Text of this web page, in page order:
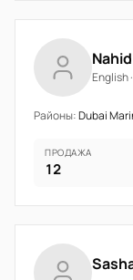
English ·
Районы:Dubai
ПРОДАЖА
12